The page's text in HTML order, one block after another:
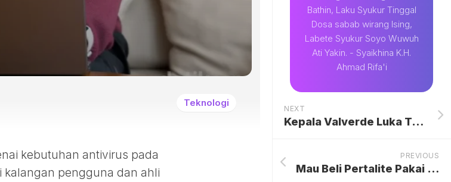
Teknologi
kebutuhan antivirus pada
kalangan pengguna dan ahli
Bathin, Laku Syukur Tinggal
Dosa sabab wirang Ising,
Labete Syukur Soyo Wuwuh
Ati Yakin. - Syaikhina K.H.
Ahmad Rifa'i
NEXT
Kepala Valverde Luka Terbentur Meja, Bantah Dipukul Tchouameni dan Klarifikasi Insiden di Latihan Real Madrid
PREVIOUS
Mau Beli Pertalite Pakai QR Code tapi Tertulis Kuota Habis, Harus Gimana?